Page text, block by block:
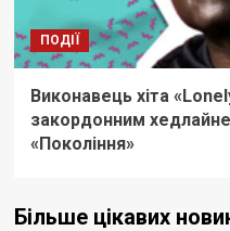
ПОДІЇ
Виконавець хіта
закордонним
«Покоління»
Більше цікавих